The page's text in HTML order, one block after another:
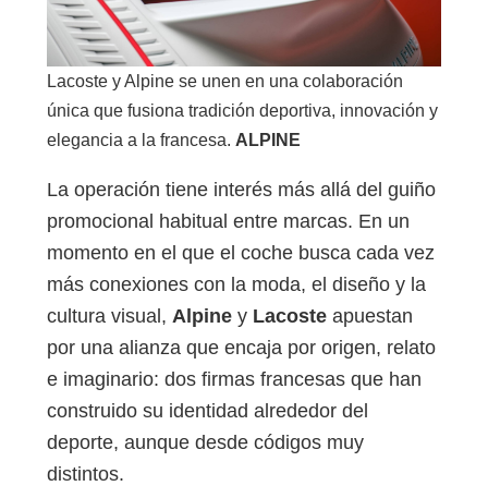
Lacoste y Alpine se unen en una colaboración
única que fusiona tradición deportiva, innovación y
elegancia a la francesa. ALPINE
La operación tiene interés más allá del guiño
promocional habitual entre marcas. En un
momento en el que el coche busca cada vez
más conexiones con la moda, el diseño y la
cultura visual, Alpine y Lacoste apuestan
por una alianza que encaja por origen, relato
e imaginario: dos firmas francesas que han
construido su identidad alrededor del
deporte, aunque desde códigos muy
distintos.